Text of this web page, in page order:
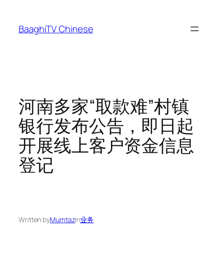
content
BaaghiTV Chinese
河南多家“取款难”村镇
银行发布公告，即日起
开展线上客户资金信息
登记
Written byMumtazin业务